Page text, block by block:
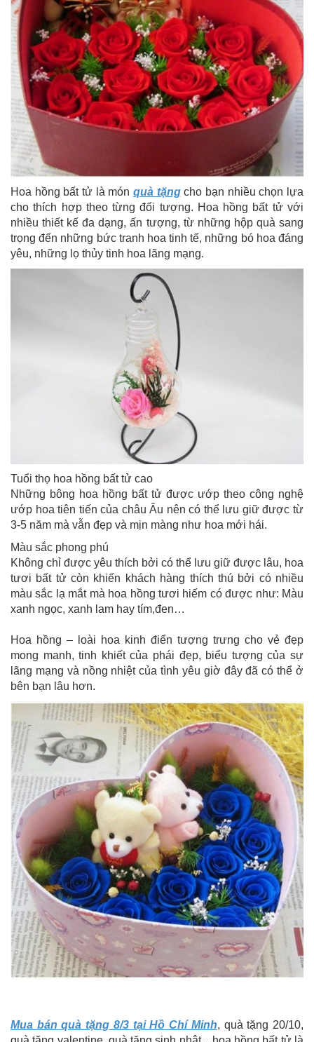
Hoa hồng bất tử là món quà tặngcho bạn nhiều chọn lựa
cho thích hợp theo từng đối tượng. Hoa hồng bất tử với
nhiều thiết kế đa dạng, ấn tượng, từ những hộp quà sang
trọng đến những bức tranh hoa tinh tế, những bó hoa đáng
yêu, những lọ thủy tinh hoa lãng mạng.
Tuổi thọ hoa hồng bất tử cao
Những bông hoa hồng bất tử được ướp theo công nghệ
ướp hoa tiên tiến của châu Âu nên có thể lưu giữ được từ
3-5 năm mà vẫn đẹp và mịn màng như hoa mới hái.
Màu sắc phong phú
Không chỉ được yêu thích bởi có thể lưu giữ được lâu, hoa
tươi bất tử còn khiến khách hàng thích thú bởi có nhiều
màu sắc lạ mắt mà hoa hồng tươi hiếm có được như: Màu
xanh ngọc, xanh lam hay tím,đen…
Hoa hồng – loài hoa kinh điển tượng trưng cho vẻ đẹp
mong manh, tinh khiết của phái đẹp, biểu tượng của sự
lãng mạng và nồng nhiệt của tình yêu giờ đây đã có thể ở
bên bạn lâu hơn.
Mua bán quà tặng 8/3 tại Hồ Chí Minh, quà tặng 20/10,